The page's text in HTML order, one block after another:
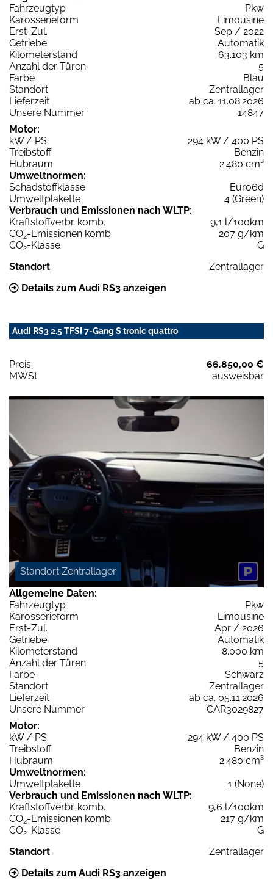
Fahrzeugtyp
Pkw
Karosserieform
Limousine
Erst-Zul.
Sep / 2022
Getriebe
Automatik
Kilometerstand
63.103 km
Anzahl der Türen
5
Farbe
Blau
Standort
Zentrallager
Lieferzeit
ab ca. 11.08.2026
Unsere Nummer
14847
Motor:
kW / PS
294 kW / 400 PS
Treibstoff
Benzin
Hubraum
2.480 cm³
Umweltnormen:
Schadstoffklasse
Euro6d
Umweltplakette
4 (Green)
Verbrauch und Emissionen nach WLTP:
Kraftstoffverbr. komb.
9,1 l/100km
CO2-Emissionen komb.
207 g/km
CO2-Klasse
G
Standort
Zentrallager
Details zum Audi RS3 anzeigen
Audi RS3 2.5 TFSI 7-Gang S tronic quattro
Preis:
66.850,00 €
MWSt:
ausweisbar
Standort Zentrallager
Allgemeine Daten:
Fahrzeugtyp
Pkw
Karosserieform
Limousine
Erst-Zul.
Apr / 2026
Getriebe
Automatik
Kilometerstand
8.000 km
Anzahl der Türen
5
Farbe
Schwarz
Standort
Zentrallager
Lieferzeit
ab ca. 05.11.2026
Unsere Nummer
CAR3029827
Motor:
kW / PS
294 kW / 400 PS
Treibstoff
Benzin
Hubraum
2.480 cm³
Umweltnormen:
Umweltplakette
1 (None)
Verbrauch und Emissionen nach WLTP:
Kraftstoffverbr. komb.
9,6 l/100km
CO2-Emissionen komb.
217 g/km
CO2-Klasse
G
Standort
Zentrallager
Details zum Audi RS3 anzeigen